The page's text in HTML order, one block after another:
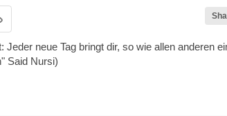
Jeder neue Tag bringt dir, so wie allen anderen
Said Nursi)